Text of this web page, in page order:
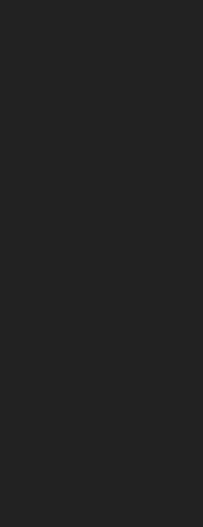
RGMII、USB、
I2C、UART、
GMSL）及其他高
开发和调试经验。
。具备独立分析和
代码
例
代码
题